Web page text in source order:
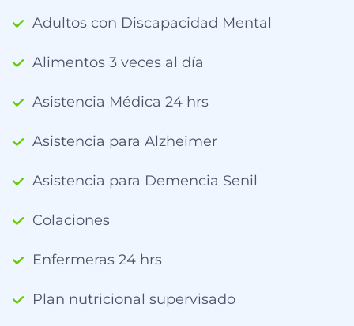
Adultos con Discapacidad Mental
Alimentos 3 veces al día
Asistencia Médica 24 hrs
Asistencia para Alzheimer
Asistencia para Demencia Senil
Colaciones
Enfermeras 24 hrs
Plan nutricional supervisado